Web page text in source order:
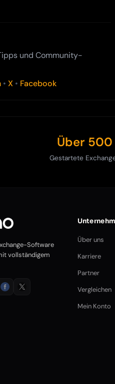
und Community-
• X • Facebook
Über 500
Gestartete
Software
vollständigem
Über uns
Karriere
Partner
Vergleichen
Mein Konto